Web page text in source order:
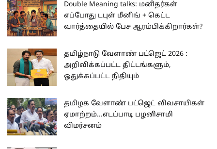
Double Meaning talks: மனிதர்கள்
எப்போது டபுள் மீனிங் + கெட்ட
வார்த்தையில் பேச ஆரம்பிக்கிறார்கள்?
தமிழ்நாடு வேளாண் பட்ஜெட் 2026 :
அறிவிக்கப்பட்ட திட்டங்களும்,
ஒதுக்கப்பட்ட நிதியும்
தமிழக வேளாண் பட்ஜெட் விவசாயிகள்
ஏமாற்றம்...எடப்பாடி பழனிசாமி
விமர்சனம்